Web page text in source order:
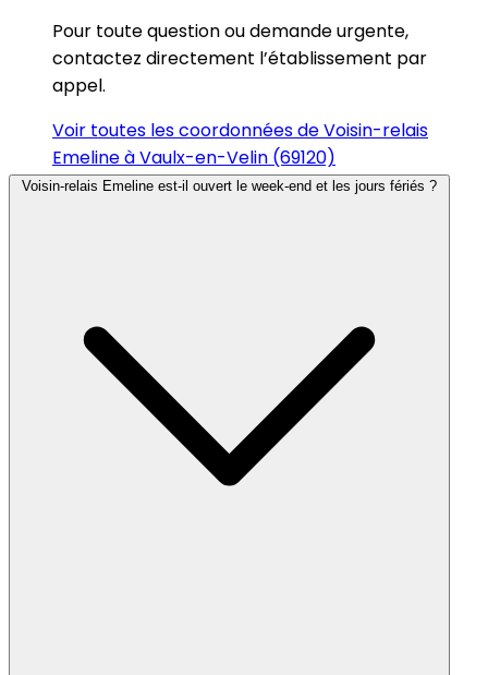
Pour toute question ou demande urgente,
contactez directement l’établissement par
appel.
Voir toutes les coordonnées de Voisin-relais
Emeline à Vaulx-en-Velin (69120)
Voisin-relais Emeline est-il ouvert le week-end et les jours fériés ?